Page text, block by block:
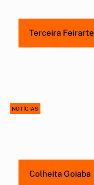
Terceira Feirarte
NOTÍCIAS
Colheita Goiaba